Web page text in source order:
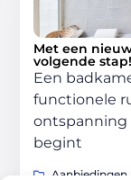
Met een
volgende stap!
Een
functionele
ontspanning
begint
Aanbiedingen